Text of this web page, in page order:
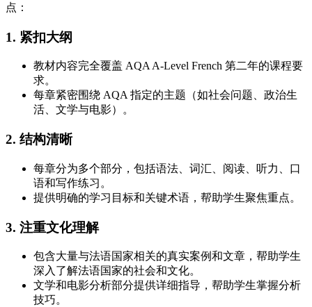
点：
1. 紧扣大纲
教材内容完全覆盖 AQA A-Level French 第二年的课程要
求。
每章紧密围绕 AQA 指定的主题（如社会问题、政治生
活、文学与电影）。
2. 结构清晰
每章分为多个部分，包括语法、词汇、阅读、听力、口
语和写作练习。
提供明确的学习目标和关键术语，帮助学生聚焦重点。
3. 注重文化理解
包含大量与法语国家相关的真实案例和文章，帮助学生
深入了解法语国家的社会和文化。
文学和电影分析部分提供详细指导，帮助学生掌握分析
技巧。